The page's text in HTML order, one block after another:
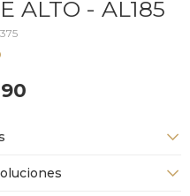
ALTO - AL185